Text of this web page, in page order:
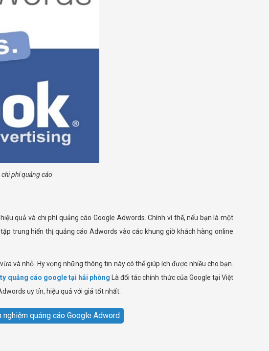
phí quảng cáo
quả và chi phí quảng cáo Google Adwords. Chính vì thế, nếu bạn là một
trung hiển thị quảng cáo Adwords vào các khung giờ khách hàng online
và nhỏ. Hy vọng những thông tin này có thể giúp ích được nhiều cho bạn.
quảng cáo google tại hải phòng Là đối tác chính thức của Google tại Việt
uy tín, hiệu quả với giá tốt nhất.
nghiệm quảng cáo Google Adword